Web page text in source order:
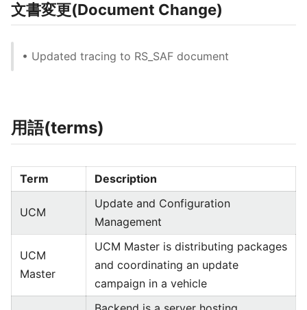
文書変更(Document Change)
• Updated tracing to RS_SAF document
用語(terms)
Term Description
UCM
Update and Configuration
Management
UCM
Master
UCM Master is distributing packages
and coordinating an update
campaign in a vehicle